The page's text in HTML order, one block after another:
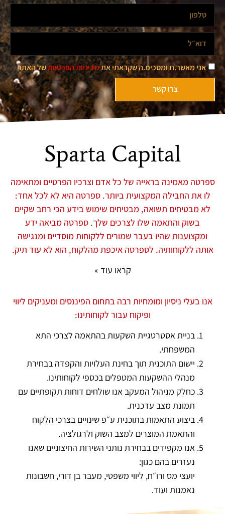
אני מאשר.ת ומסכימ.ה שקראתי אתמדיניות הפרטיותשל האתר
צרו קשר
אנו בעלי ניסיון ומומחיות רבה בתחום הפיננסים ומעניקים ליווי
ופיקוח עבור לקוחותינו:
בניית אסטרטגיית השקעות בהתאמה לצרכי התא
המשפחתי.
יישום התוכנית תוך בחינת העלויות והקפדה בבחירת
מנהלי ההשקעות המטפלים בכספי לקוחותינו.
כחלק מניהול המעקב אנו שולחים דוחות תקופתיים עם
תמונת מצב עדכנית.
ביצוע התאמות בתוכנית ע״פ שינויים בצרכי הלקוח
והתאמת המוצרים למצב השוק ולרגולציה.
אנו מקפידים בבחירת נותני השירות החיצוניים שאנו
נעזרים בהם כגון:
יועצי מס ורו״ח, ליווי משפטי, מעבר בן דורי, חשבונות
נאמנות ועוד.
Sparta Capital
ספרטה מאמינה בראייה של כל אדם וצרכיו הפרטיים ומתאימה
לו את החבילה המקצועית ביותר. ספרטה היא לא לכל אחד:
לא מבטיחים תשואה, מבטיחים שימוש בידע הכי רחב שקיים
בשוק והתאמה שלו לצרכים שלך. ספרטה מביאה ידע
ומקצוענות שהיו בעבר שמורים ללקוחות מוסדיים ומנגישה
אותה ללקוחותיה. לספרטה איכפת מהלקוח, הוא לא עוד תיק.
קראו עוד »